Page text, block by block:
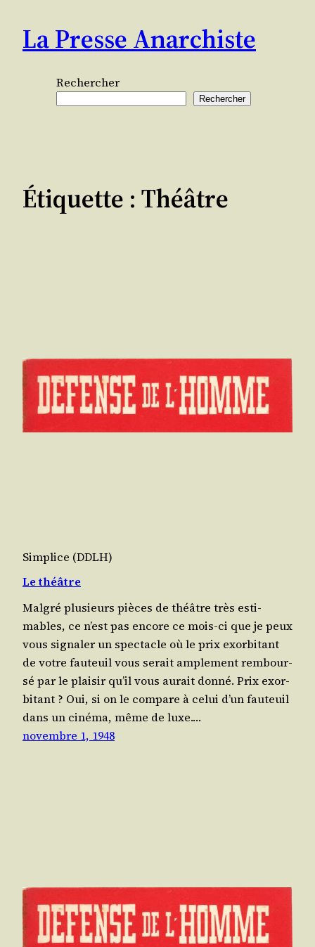
contenu
La Presse Anarchiste
Rechercher
Rechercher
Étiquette : Théâtre
Simplice (DDLH)
Le théâtre
Mal­gré plu­sieurs pièces de théâtre très esti­
mables, ce n’est pas encore ce mois-ci que je peux
vous signa­ler un spec­tacle où le prix exor­bi­tant
de votre fau­teuil vous serait ample­ment rem­bour­
sé par le plai­sir qu’il vous aurait don­né. Prix exor­
bi­tant ? Oui, si on le com­pare à celui d’un fau­teuil
dans un ciné­ma, même de luxe.…
novembre 1, 1948